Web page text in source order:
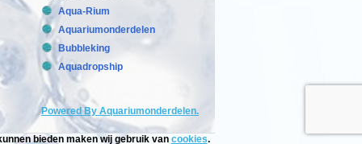
Aqua-Rium
Aquariumonderdelen
Bubbleking
Aquadropship
Powered By Aquariumonderdelen.
bieden maken wij gebruik van cookies.